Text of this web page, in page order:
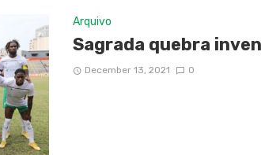
Arquivo
Sagrada quebra
December 13, 2021 0